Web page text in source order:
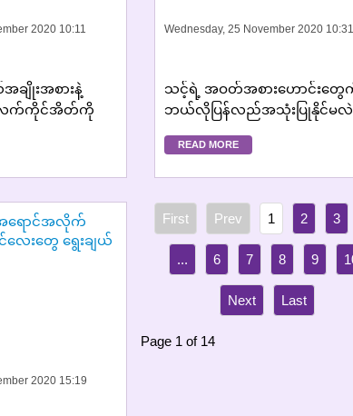
2020 10:11
ချိုးအစားနဲ့
က်ကိုင်အိတ်ကို
လဲ...
Wednesday, 25 November 2020 10:31
သင့်ရဲ့ အဝတ်အစားဟောင်းတွေ
ဘယ်လိုပြန်လည်အသုံးပြုနိုင်မလဲ
READ MORE
2020 15:19
1 2 3
... 6 7 8 9
Page 1 of 14